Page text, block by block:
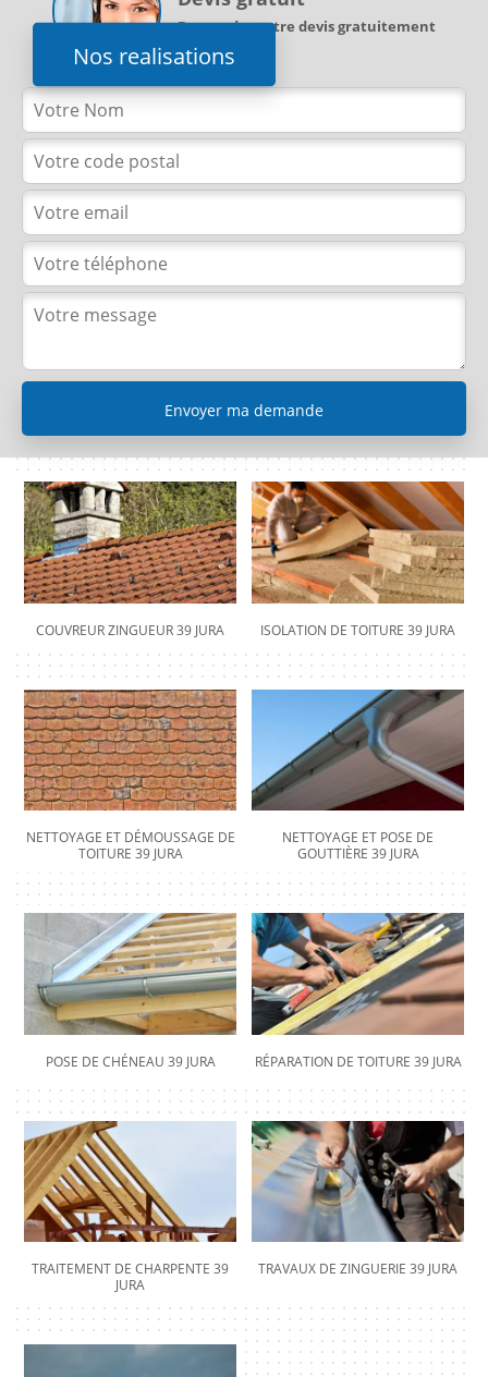
Nos realisations
Demandez votre devis gratuitement
COUVREUR ZINGUEUR 39 JURA ISOLATION DE TOITURE 39 JURA
NETTOYAGE ET DÉMOUSSAGE DE
TOITURE 39 JURA
NETTOYAGE ET POSE DE
GOUTTIÈRE 39 JURA
POSE DE CHÉNEAU 39 JURA RÉPARATION DE TOITURE 39 JURA
TRAITEMENT DE CHARPENTE 39
JURA
TRAVAUX DE ZINGUERIE 39 JURA